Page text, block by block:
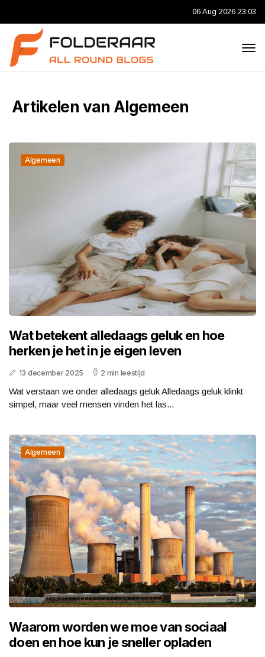
06 Aug 2026 23:03
Artikelen van Algemeen
Algemeen
Wat betekent alledaags geluk en hoe
herken je het in je eigen leven
13 december 2025 2 min leestijd
Wat verstaan we onder alledaags geluk Alledaags geluk klinkt
simpel, maar veel mensen vinden het las...
Algemeen
Waarom worden we moe van sociaal
doen en hoe kun je sneller opladen